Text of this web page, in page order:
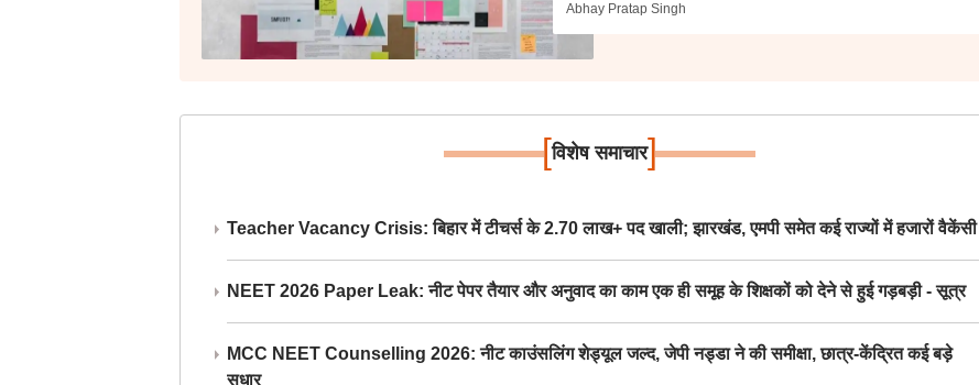
Abhay Pratap Singh
[विशेष समाचार]
Teacher Vacancy Crisis: बिहार में टीचर्स के 2.70 लाख+ पद खाली; झारखंड, एमपी समेत कई राज्यों में हजारों वैकेंसी
NEET 2026 Paper Leak: नीट पेपर तैयार और अनुवाद का काम एक ही समूह के शिक्षकों को देने से हुई गड़बड़ी - सूत्र
MCC NEET Counselling 2026: नीट काउंसलिंग शेड्यूल जल्द, जेपी नड्डा ने की समीक्षा, छात्र-केंद्रित कई बड़े
सुधार